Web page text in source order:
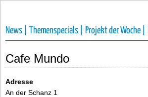
News | Themenspecials | Projekt der Woche |
Cafe Mundo
Adresse
An der Schanz 1